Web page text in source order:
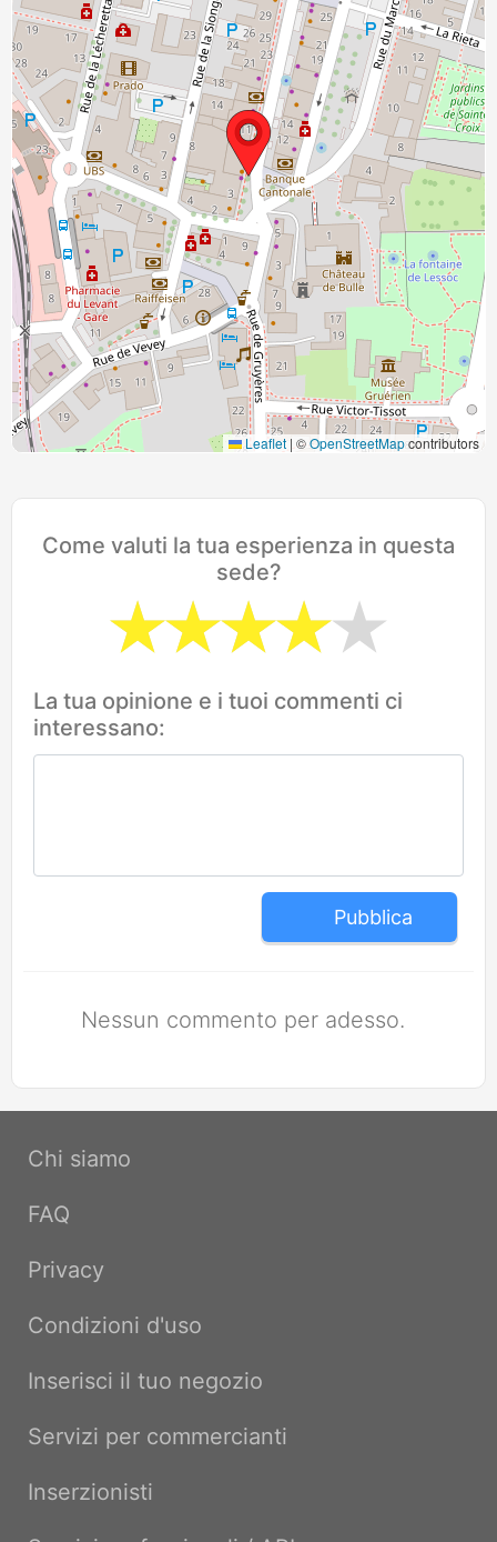
Leaflet | ©OpenStreetMapcontributors
Come valuti la tua esperienza in questa
sede?
La tua opinione e i tuoi commenti ci
interessano:
Pubblica
Nessun commento per adesso.
Chi siamo
FAQ
Privacy
Condizioni d'uso
Inserisci il tuo negozio
Servizi per commercianti
Inserzionisti